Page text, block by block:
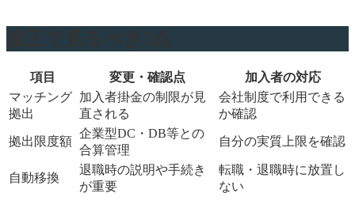
項目 変更・確認点
加入者の対応
マッチング
拠出
加入者掛金の制限が見
直される
会社制度で利用できる
か確認
拠出限度額
企業型DC・DB等との
合算管理
自分の実質上限を確認
自動移換
退職時の説明や手続き
が重要
転職・退職時に放置し
ない